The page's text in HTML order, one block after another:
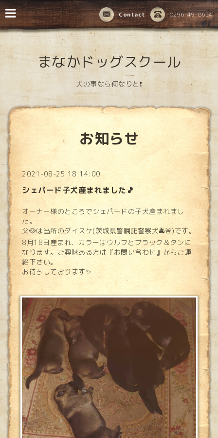
0296-49-8654
Contact
まなかドッグスクール
犬の事なら何なりと❗️
お知らせ
2021-08-25 18:14:00
シェパード子犬産まれました🎵
オーナー様のところでシェパードの子犬産まれまし
た。
父🐶は当所のダイスケ(茨城県警嘱託警察犬🚔🚨)です。
8月18日産まれ、カラーはウルフとブラック＆タンに
なります。ご興味ある方は『お問い合わせ』からご連
絡下さい。
お待ちしております✨